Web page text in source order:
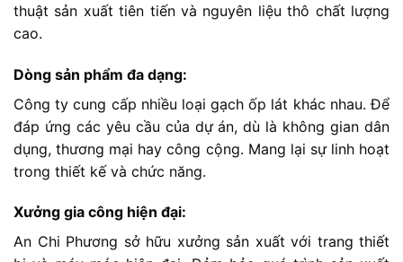
thuật sản xuất tiên tiến và nguyên liệu thô chất lượng
cao.
Dòng sản phẩm đa dạng:
Công ty cung cấp nhiều loại gạch ốp lát khác nhau. Để
đáp ứng các yêu cầu của dự án, dù là không gian dân
dụng, thương mại hay công cộng. Mang lại sự linh hoạt
trong thiết kế và chức năng.
Xưởng gia công hiện đại:
An Chi Phương sở hữu xưởng sản xuất với trang thiết